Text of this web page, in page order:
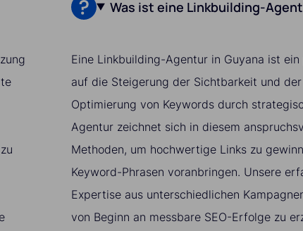
Was ist eine Linkbuilding-
Eine Linkbuilding-Agentur in Guyana ist
auf die Steigerung der Sichtbarkeit und
Optimierung von Keywords durch
Agentur zeichnet sich in diesem
Methoden, um hochwertige Links zu
Keyword-Phrasen voranbringen. Unsere
Expertise aus unterschiedlichen
von Beginn an messbare SEO-Erfolge zu